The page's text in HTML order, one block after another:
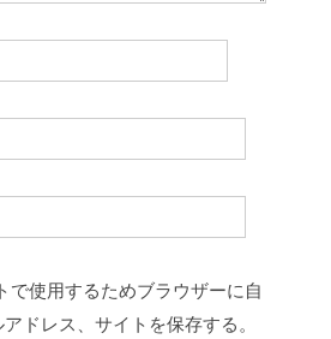
で使用するためブラウザーに自
ドレス、サイトを保存する。